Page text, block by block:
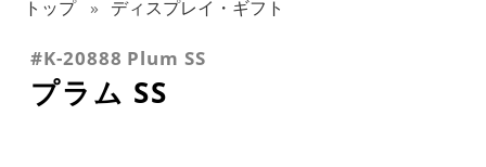
トップ ディスプレイ・ギフト
#K-20888 Plum SS
プラム SS